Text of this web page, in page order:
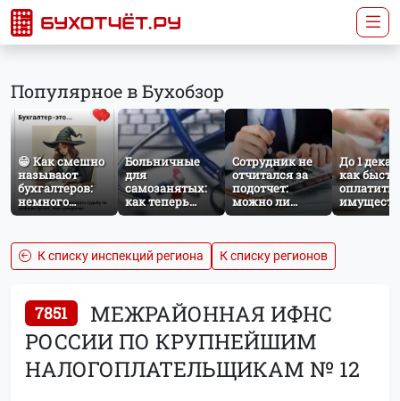
Популярное в Бухобзор
😁 Как смешно
называют
бухгалтеров:
немного
профессионального
Больничные
для
самозанятых:
как теперь
работает
социальное
страхование по
НПД
Сотрудник не
отчитался за
подотчет:
можно ли
удержать
зарплаты?
До 1
как
оплатить
налог за
К списку инспекций региона
К списку регионов
7851
МЕЖРАЙОННАЯ ИФНС
РОССИИ ПО КРУПНЕЙШИМ
НАЛОГОПЛАТЕЛЬЩИКАМ № 12